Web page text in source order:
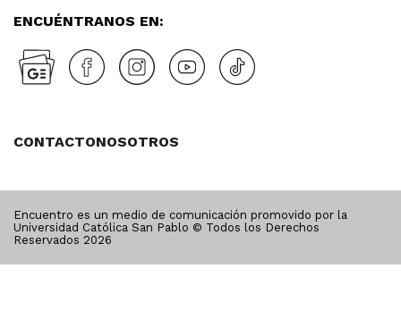
ENCUÉNTRANOS EN:
CONTACTONOSOTROS
Encuentro es un medio de comunicación promovido por la
Universidad Católica San Pablo © Todos los Derechos
Reservados 2026